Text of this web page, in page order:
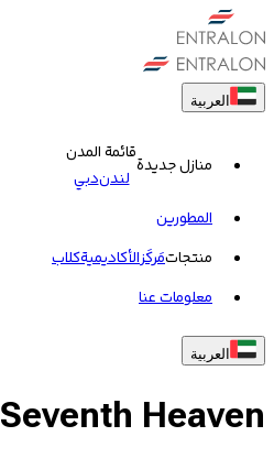
العربية
منازل جديدة
قائمة المدن
لندندبي
المطورين
منتجاتمَركَزالأكاديميةکلاب
معلومات عنا
العربية
Seventh Heaven